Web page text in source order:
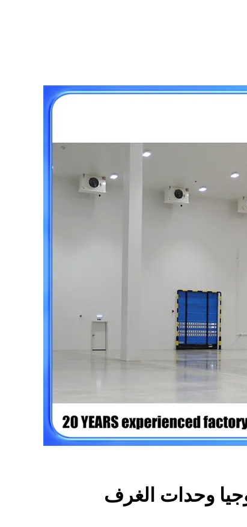
وحدات الغرف